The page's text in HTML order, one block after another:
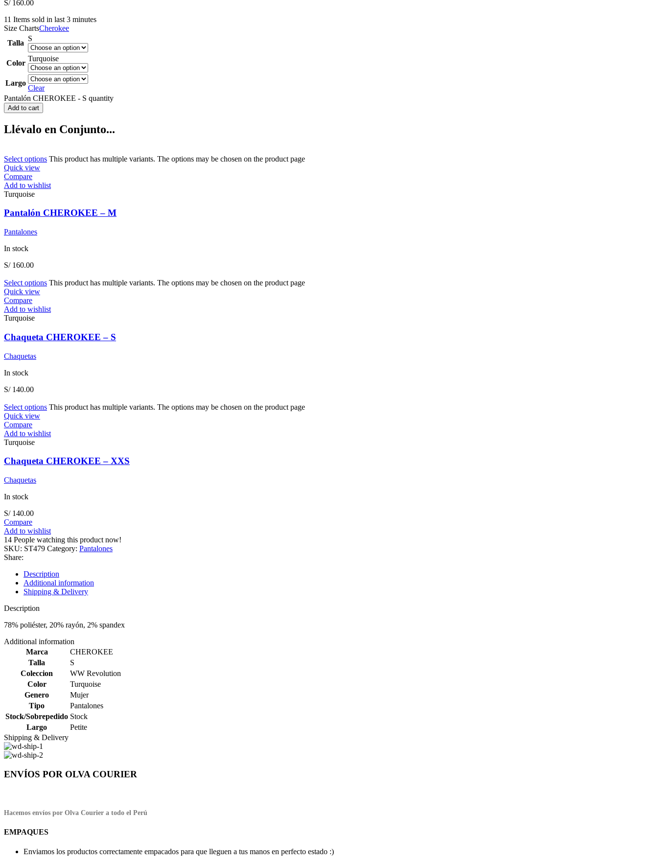
S/160.00
11 Items sold in last 3 minutes
Size ChartsCherokee
Talla
S
Color
Turquoise
Largo
Clear
Pantalón CHEROKEE - S quantity
Add to cart
Llévalo en Conjunto...
Select options This product has multiple variants. The options may be chosen on the product page
Quick view
Compare
Add to wishlist
Turquoise
Pantalón CHEROKEE – M
Pantalones
In stock
S/160.00
Select options This product has multiple variants. The options may be chosen on the product page
Quick view
Compare
Add to wishlist
Turquoise
Chaqueta CHEROKEE – S
Chaquetas
In stock
S/140.00
Select options This product has multiple variants. The options may be chosen on the product page
Quick view
Compare
Add to wishlist
Turquoise
Chaqueta CHEROKEE – XXS
Chaquetas
In stock
S/140.00
Compare
Add to wishlist
14 People watching this product now!
SKU: ST479 Category: Pantalones
Share:
Description
Additional information
Shipping & Delivery
Description
78% poliéster, 20% rayón, 2% spandex
Additional information
Marca
CHEROKEE
Talla
S
Coleccion
WW Revolution
Color
Turquoise
Genero
Mujer
Tipo
Pantalones
Stock/Sobrepedido Stock
Largo
Petite
Shipping & Delivery
ENVÍOS POR OLVA COURIER
Hacemos envíos por Olva Courier a todo el Perú
EMPAQUES
Enviamos los productos correctamente empacados para que lleguen a tus manos en perfecto estado :)